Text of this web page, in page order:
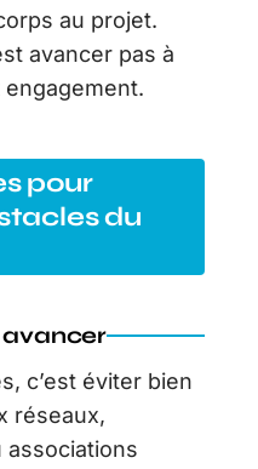
au projet.
avancer pas à
pour
du
avancer
c’est éviter bien
réseaux,
associations